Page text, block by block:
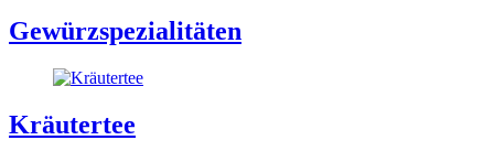
Gewürzspezialitäten
Kräutertee